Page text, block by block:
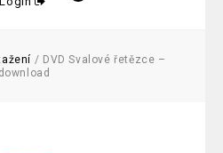
/ DVD Svalové řetězce –
download